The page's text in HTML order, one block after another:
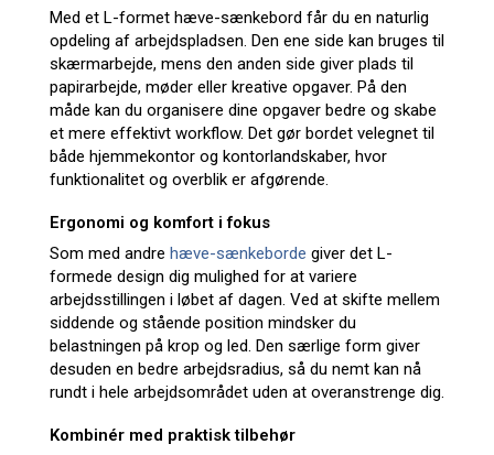
Med et L-formet hæve-sænkebord får du en naturlig
opdeling af arbejdspladsen. Den ene side kan bruges til
skærmarbejde, mens den anden side giver plads til
papirarbejde, møder eller kreative opgaver. På den
måde kan du organisere dine opgaver bedre og skabe
et mere effektivt workflow. Det gør bordet velegnet til
både hjemmekontor og kontorlandskaber, hvor
funktionalitet og overblik er afgørende.
Ergonomi og komfort i fokus
Som med andre hæve-sænkeborde giver det L-
formede design dig mulighed for at variere
arbejdsstillingen i løbet af dagen. Ved at skifte mellem
siddende og stående position mindsker du
belastningen på krop og led. Den særlige form giver
desuden en bedre arbejdsradius, så du nemt kan nå
rundt i hele arbejdsområdet uden at overanstrenge dig.
Kombinér med praktisk tilbehør